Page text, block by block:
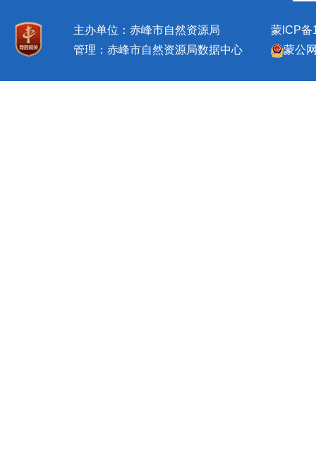
主办单位：赤峰市自然资源局
管理：赤峰市自然资源局数据中心
蒙ICP备
蒙公